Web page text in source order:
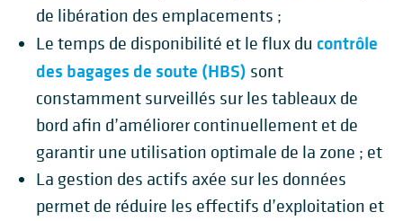
de libération des emplacements ;
Le temps de disponibilité et le flux du contrôle
des bagages de soute (HBS) sont
constamment surveillés sur les tableaux de
bord afin d’améliorer continuellement et de
garantir une utilisation optimale de la zone ; et
La gestion des actifs axée sur les données
permet de réduire les effectifs d’exploitation et